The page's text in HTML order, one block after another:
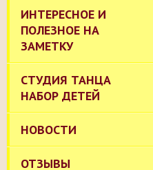
ИНТЕРЕСНОЕ И
ПОЛЕЗНОЕ НА
ЗАМЕТКУ
СТУДИЯ ТАНЦА
НАБОР ДЕТЕЙ
НОВОСТИ
ОТЗЫВЫ